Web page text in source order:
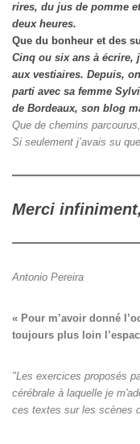
rires, du jus de pomme
deux heures.
Que du bonheur et des
Cinq ou six ans à écrire,
aux vestiaires. Depuis,
parti avec sa femme
de Bordeaux, son blog
Que de chemins
Si seulement j’avais su
Merci
Antonio Pereira
« Pour m’avoir donné
toujours plus loin
"Les exercices proposés
cérébrale à laquelle je
ces textes sur les scènes